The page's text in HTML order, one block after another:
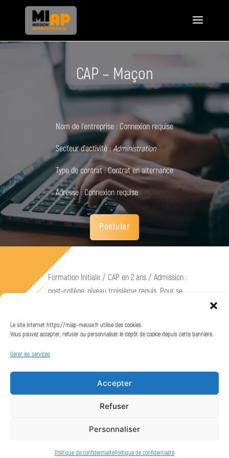
Le site internet https://miap-meuse.fr utilise des cookies.
Vous pouvez accepter, refuser ou personnaliser le dépôt de cookie depuis cette bannière.
Gérer les services
Accepter
Refuser
Personnaliser
Politique de confidentialitéPolitique de confidentialité
CAP – Maçon
Nom de l'entreprise : Connexion requise
Secteur d'activité : Administration
Type de contrat :Contrat en alternance
Adresse :Connexion requise
Postuler
Formation Initiale / CAP en 2 ans / Admission :
post-collège, niveau troisième requis. Pour se
devoir/